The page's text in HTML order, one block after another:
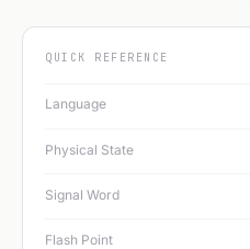
QUICK REFERENCE
Language
Physical State
Signal Word
Flash Point